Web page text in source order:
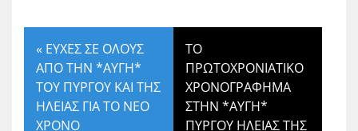
« ΕΥΧΕΣ ΣΕ ΟΛΟΥΣ
ΑΠΟ ΤΗΝ *ΑΥΓΗ*
ΤΟΥ ΠΥΡΓΟΥ ΚΑΙ ΤΗΣ
ΗΛΕΙΑΣ ΓΙΑ ΤΟ ΝΕΟ
ΧΡΟΝΟ
ΤΟ
ΠΡΩΤΟΧΡΟΝΙΑΤΙΚΟ
ΧΡΟΝΟΓΡΑΦΗΜΑ
ΣΤΗΝ *ΑΥΓΗ*
ΠΥΡΓΟΥ ΗΛΕΙΑΣ ΤΗΣ